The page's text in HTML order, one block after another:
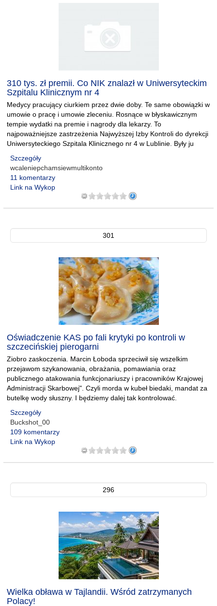
310 tys. zł premii. Co NIK znalazł w Uniwersyteckim
Szpitalu Klinicznym nr 4
Medycy pracujący ciurkiem przez dwie doby. Te same obowiązki w
umowie o pracę i umowie zleceniu. Rosnące w błyskawicznym
tempie wydatki na premie i nagrody dla lekarzy. To
najpoważniejsze zastrzeżenia Najwyższej Izby Kontroli do dyrekcji
Uniwersyteckiego Szpitala Klinicznego nr 4 w Lublinie. Były ju
Szczegóły
wcaleniepchamsiewmultikonto
11 komentarzy
Link na Wykop
301
Oświadczenie KAS po fali krytyki po kontroli w
szczecińskiej pierogarni
Ziobro zaskoczenia. Marcin Łoboda sprzeciwił się wszelkim
przejawom szykanowania, obrażania, pomawiania oraz
publicznego atakowania funkcjonariuszy i pracowników Krajowej
Administracji Skarbowej". Czyli morda w kubeł biedaki, mandat za
butelkę wody słuszny. I będziemy dalej tak kontrolować.
Szczegóły
Buckshot_00
109 komentarzy
Link na Wykop
296
Wielka obława w Tajlandii. Wśród zatrzymanych
Polacy!